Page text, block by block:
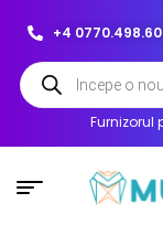
+4
Furnizorul